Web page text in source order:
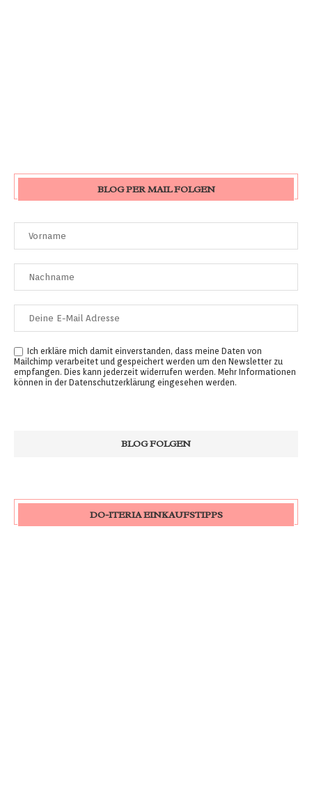
BLOG PER MAIL FOLGEN
Ich erkläre mich damit einverstanden, dass meine Daten von
Mailchimp verarbeitet und gespeichert werden um den Newsletter zu
empfangen. Dies kann jederzeit widerrufen werden. Mehr Informationen
können in der Datenschutzerklärung eingesehen werden.
DO-ITERIA EINKAUFSTIPPS